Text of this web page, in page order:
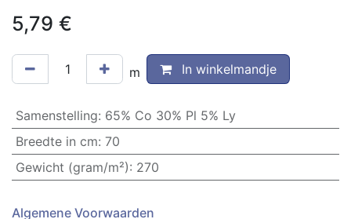
5,79 €
m In winkelmandje
Samenstelling: 65% Co 30% Pl 5% Ly
Breedte in cm: 70
Gewicht (gram/m²): 270
Algemene Voorwaarden